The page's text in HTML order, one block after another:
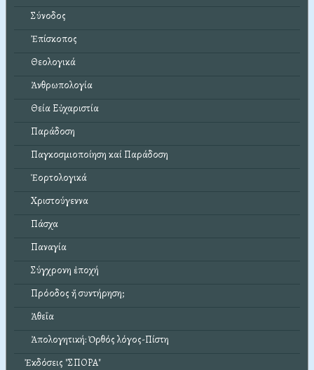
Σύνοδος
Ἐπίσκοπος
Θεολογικά
Ἀνθρωπολογία
Θεία Εὐχαριστία
Παράδοση
Παγκοσμιοποίηση καί Παράδοση
Ἑορτολογικά
Χριστούγεννα
Πάσχα
Παναγία
Σύγχρονη ἐποχή
Πρόοδος ἤ συντήρηση;
Ἀθεΐα
Ἀπολογητική: Ὀρθός λόγος-Πίστη
Ἐκδόσεις "ΣΠΟΡΑ"